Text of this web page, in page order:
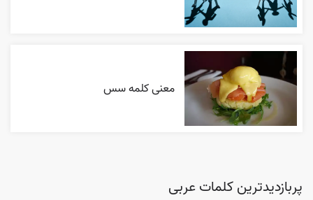
معنی کلمه سس
پربازدیدترین کلمات عربی